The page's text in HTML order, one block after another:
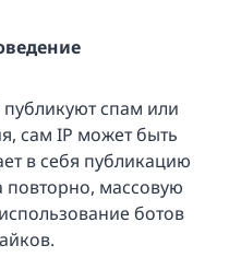
публикуют спам или
сам IP может быть
в себя публикацию
повторно, массовую
ботов